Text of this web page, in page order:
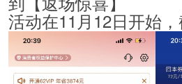
活动在11月12日开始